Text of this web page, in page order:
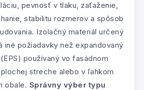
pevnosť v tlaku, zaťaženie,
stabilitu rozmerov a spôsob
Izolačný materiál určený
iné požiadavky než expandovaný
používaný vo fasádnom
streche alebo v ľahkom
obale. Správny výber typu